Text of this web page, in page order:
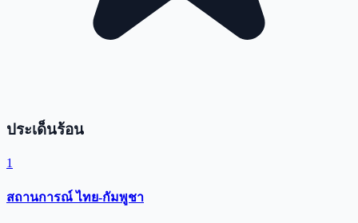
ประเด็นร้อน
1
สถานการณ์ ไทย-กัมพูชา